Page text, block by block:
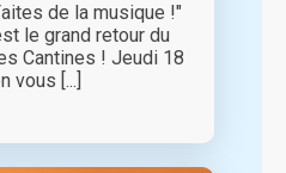
de la musique !"
le grand retour du
Cantines ! Jeudi 18
vous [...]